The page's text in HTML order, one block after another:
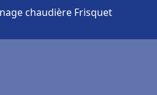
chaudière Frisquet